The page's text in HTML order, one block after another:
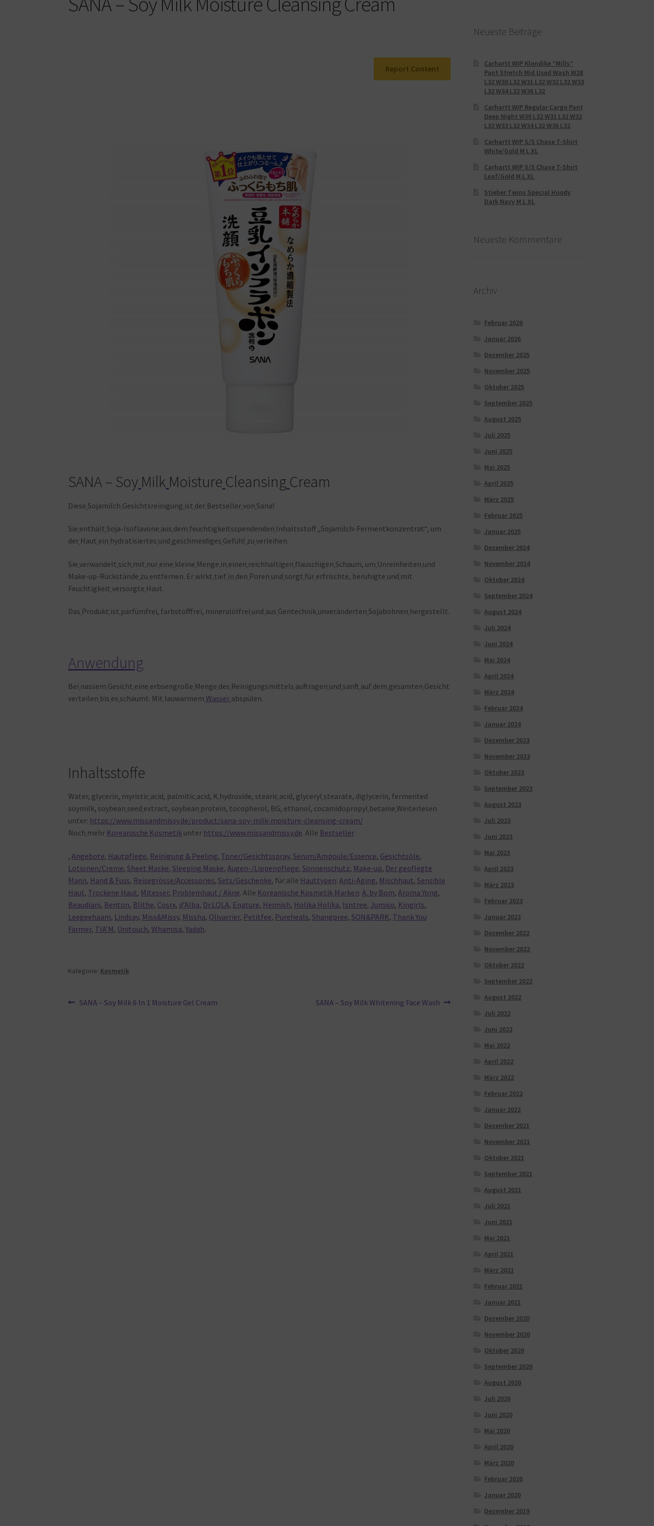
Report Content
SANA – Soy Milk Moisture Cleansing Cream
Diese Sojamilch Gesichtsreinigung ist der Bestsellervon Sana!
Sie enthält Soja-Isoflavone aus dem feuchtigkeitsspendenden Inhaltsstoff „Sojamilch-Fermentkonzentrat“, um
der Haut ein hydratisiertes und geschmeidiges Gefühl zu verleihen.
Sie verwandelt sich mit nur eine kleine Menge in einen reichhaltigen flauschigen Schaum, um Unreinheiten und
Make-up-Rückstände zu entfernen. Er wirkt tief in den Poren und sorgt für erfrischte, beruhigte und mit
Feuchtigkeit versorgte Haut.
Das Produkt ist parfümfrei, farbstofffrei, mineralölfrei und aus Gentechnik unveränderten Sojabohnen hergestellt.
Anwendung
Bei nassem Gesicht eine erbsengroße Menge des Reinigungsmittels auftragen und sanft auf dem gesamten Gesicht
verteilen bis es schäumt. Mit lauwarmem Wasser abspülen.
Inhaltsstoffe
Water, glycerin, myristic acid, palmitic acid, K hydroxide, stearic acid, glyceryl stearate, diglycerin, fermented
soymilk, soybean seed extract, soybean protein, tocopherol, BG, ethanol, cocamidopropyl betaine Weiterlesen
unter: https://www.missandmissy.de/product/sana-soy-milk-moisture-cleansing-cream/
Noch mehr Koreanische Kosmetik unter https://www.missandmissy.de. Alle Bestseller
,Angebote, Hautpflege, Reinigung & Peeling, Toner/Gesichtsspray,Serum/Ampoule/Essence, Gesichtsöle,
Lotionen/Creme,Sheet Maske,Sleeping Maske,Augen-/Lippenpflege,Sonnenschutz, Make-up, Der gepflegte
Mann, Hand & Fuss, Reisegrösse/Accessories,Sets/Geschenke, für alle Hauttypen:Anti-Aging, Mischhaut,Sensible
Haut, Trockene Haut, Mitesser, Problemhaut / Akne. Alle Koreanische Kosmetik Marken:A. by Bom,Aroma Yong,
Beaudiani, Benton, Blithe, Cosrx, d’Alba, Dr.LOLA, Enature, Heimish, Holika Holika, Isntree,Jumiso, Kingirls,
Leegeehaam, Lindsay, Miss&Missy, Missha, Olivarrier, Petitfee, Pureheals,Shangpree,SON&PARK, Thank You
Farmer, TIA’M, Unitouch,Whamisa,Yadah.
Kategorie: Kosmetik
Beitragsnavigation
Vorheriger
SANA – Soy Milk 6 In 1 Moisture Gel Cream
Nächster
SANA – Soy Milk Whitening Face Wash
Neueste Beiträge
Carhartt WIP Klondike “Mills“
Pant Stretch Mid Used Wash W28
L32 W30 L32 W31 L32 W32 L32 W33
L32 W34 L32 W36 L32
Carhartt WIP Regular Cargo Pant
Deep Night W30 L32 W31 L32 W32
L32 W33 L32 W34 L32 W36 L32
Carhartt WIP S/S Chase T-Shirt
White/Gold M L XL
Carhartt WIP S/S Chase T-Shirt
Leaf/Gold M L XL
Stieber Twins Special Hoody
Dark Navy M L XL
Neueste Kommentare
Archiv
Februar 2026
Januar 2026
Dezember 2025
November 2025
Oktober 2025
September 2025
August 2025
Juli 2025
Juni 2025
Mai 2025
April 2025
März 2025
Februar 2025
Januar 2025
Dezember 2024
November 2024
Oktober 2024
September 2024
August 2024
Juli 2024
Juni 2024
Mai 2024
April 2024
März 2024
Februar 2024
Januar 2024
Dezember 2023
November 2023
Oktober 2023
September 2023
August 2023
Juli 2023
Juni 2023
Mai 2023
April 2023
März 2023
Februar 2023
Januar 2023
Dezember 2022
November 2022
Oktober 2022
September 2022
August 2022
Juli 2022
Juni 2022
Mai 2022
April 2022
März 2022
Februar 2022
Januar 2022
Dezember 2021
November 2021
Oktober 2021
September 2021
August 2021
Juli 2021
Juni 2021
Mai 2021
April 2021
März 2021
Februar 2021
Januar 2021
Dezember 2020
November 2020
Oktober 2020
September 2020
August 2020
Juli 2020
Juni 2020
Mai 2020
April 2020
März 2020
Februar 2020
Januar 2020
Dezember 2019